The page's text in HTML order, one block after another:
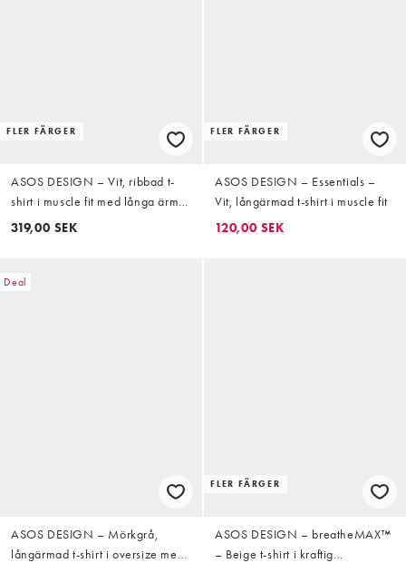
FLER FÄRGER
ASOS DESIGN – Vit, ribbad t-
shirt i muscle fit med långa ärmar
och henleykrage
319,00 SEK
FLER FÄRGER
ASOS DESIGN – Essentials –
Vit, långärmad t-shirt i muscle fit
120,00 SEK
Deal
ASOS DESIGN – Mörkgrå,
långärmad t-shirt i oversize med
FLER FÄRGER
ASOS DESIGN – breatheMAX™
– Beige t-shirt i kraftig